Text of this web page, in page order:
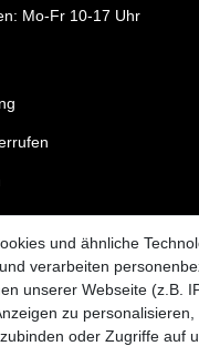
Mo-Fr 10-17 Uhr
und ähnliche
verarbeiten
unserer Webseite (z.B.
zu personalisieren,
oder Zugriffe auf